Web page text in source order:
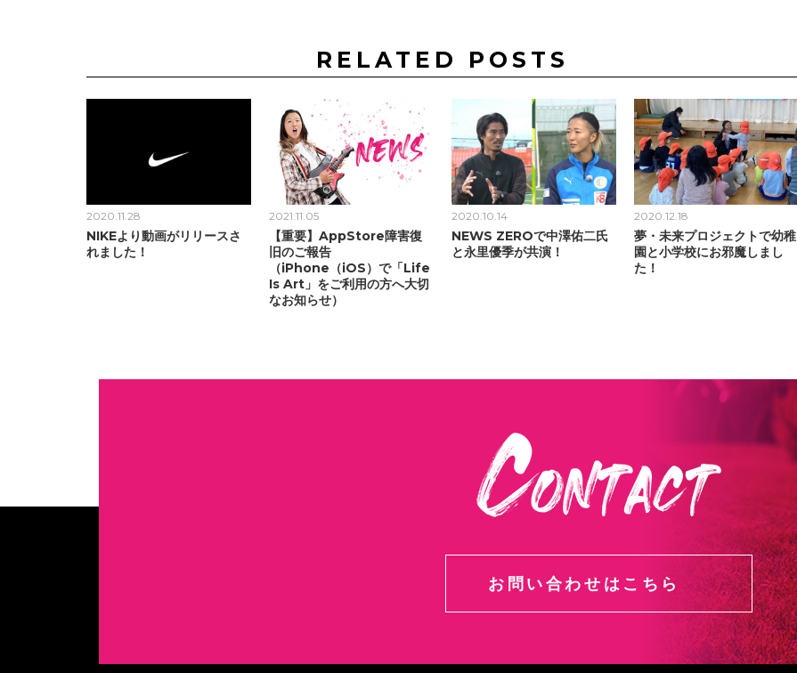
RELATED POSTS
2020.11.28
NIKEより動画がリリースさ
れました！
2021.11.05
【重要】AppStore障害復
旧のご報告
（iPhone（iOS）で「Life
Is Art」をご利用の方へ大切
なお知らせ）
2020.10.14
NEWS ZEROで中澤佑二氏
と永里優季が共演！
2020.12.18
夢・未来プロジェクトで幼稚
園と小学校にお邪魔しまし
た！
お問い合わせはこちら